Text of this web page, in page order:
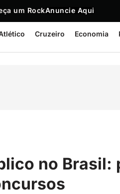
um RockAnuncie Aqui
Cruzeiro Economia
no Brasil: